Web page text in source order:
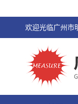
欢迎光临广州市